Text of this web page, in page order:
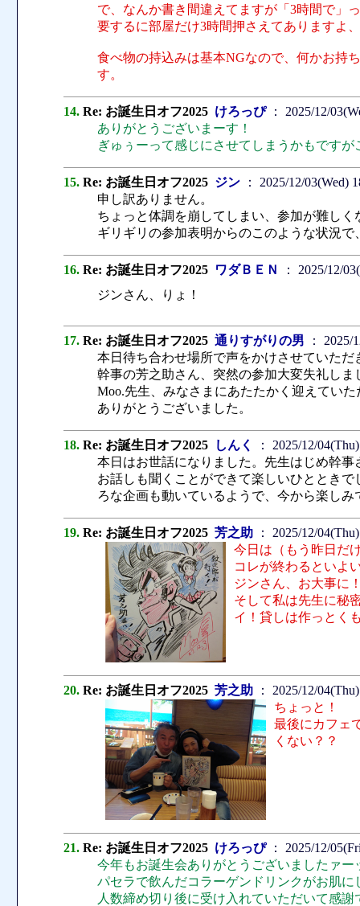
で、なんか書き間違えてますが「3時間で」
要するに部屋だけ3時間押さえてありますよ
食べ物の持込みは基本NGなので、何かお持
す。
14. Re: お誕生日オフ2025 けろっぴ： 2025/12/
ありがとうございまーす！
ぎゅぅーって感じにさせてしまうかもですが
15. Re: お誕生日オフ2025 ジン ： 2025/12/03(Wed)
申し訳ありません。
ちょっと体調を崩してしまい、参加が難し
ギリギリの参加表明からのこのような状況
16. Re: お誕生日オフ2025 ワダＢＥＮ
： 2025/12/
ジンさん、りょ！
17. Re: お誕生日オフ2025 通りすがりの男 ： 2025/
本日待ち合わせ場所で声をかけさせていた
幹事の芳之助さん、突然の参加大変失礼しま
Moo.先生、みなさまにあたたかく迎えてい
ありがとうございました。
18. Re: お誕生日オフ2025 しんく
： 2025/12/
本日はお世話になりました。先生はじめ幹
お話しも聞くことができて楽しいひととき
ろな企画も動いているようで、今から楽し
19. Re: お誕生日オフ2025 芳之助 ： 2025/12/
今日は（もう昨日だ
コレが終わるといよ
ジンさん、お大事に
そして私は先生に秘
イ！貸しは作っとく
20. Re: お誕生日オフ2025 芳之助 ： 2025/12/
ちょっと！
最後にカフェ
くない？？
21. Re: お誕生日オフ2025 けろっぴ： 2025/12/
今年もお誕生会ありがとうございましたァー
パセラで飲んだコラーゲンドリンクがお肌
人数締め切り後に受け入れていただいて感謝